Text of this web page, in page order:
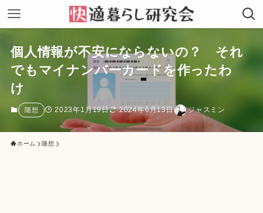
個人情報が不安にならないの？ それ
でもマイナンバーカードを作ったわ
け
随想 2023年1月19日 2024年6月13日 ジャスミン
ホーム 随想